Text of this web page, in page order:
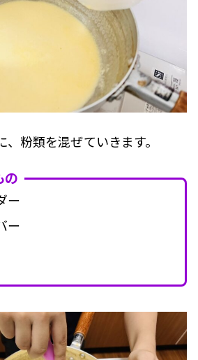
粉類を混ぜていきます。
の
ー
ー